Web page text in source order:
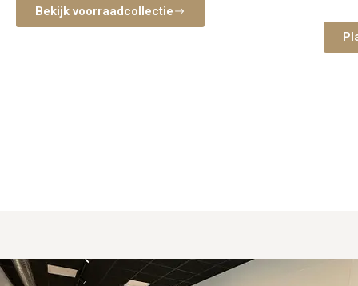
Bekijk voorraadcollectie